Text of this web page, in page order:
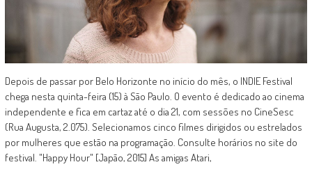
Depois de passar por Belo Horizonte no início do mês, o INDIE Festival
chega nesta quinta-feira (15) à São Paulo. O evento é dedicado ao cinema
independente e fica em cartaz até o dia 21, com sessões no CineSesc
(Rua Augusta, 2.075). Selecionamos cinco filmes dirigidos ou estrelados
por mulheres que estão na programação. Consulte horários no site do
festival. "Happy Hour" [Japão, 2015] As amigas Atari,